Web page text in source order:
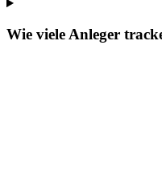
Wie viele Anleger